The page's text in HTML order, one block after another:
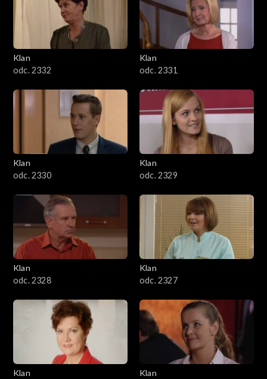
Klan
odc. 2332
Klan
odc. 2331
Klan
odc. 2330
Klan
odc. 2329
Klan
odc. 2328
Klan
odc. 2327
Klan
Klan